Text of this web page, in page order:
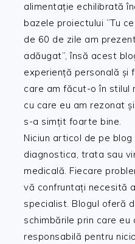
alimentație echilibrată
bazele proiectului ”Tu
de 60 de zile am
adăugat”, însă acest
experiență personală și
care am făcut-o în stilul
cu care eu am rezonat
s-a simțit foarte bine.
Niciun articol de pe
diagnostica, trata sau
medicală. Fiecare
vă confruntați necesită
specialist. Blogul oferă
schimbările prin care eu
responsabilă pentru